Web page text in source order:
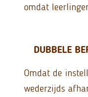
omdat
DUBBELE
Omdat de
wederzijds